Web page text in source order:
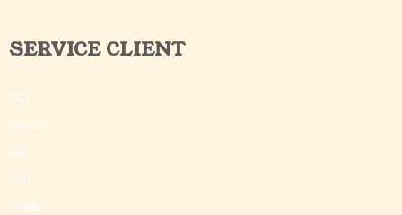
SERVICE CLIENT
FAQ
Contact
CGV
CGU
Crédits